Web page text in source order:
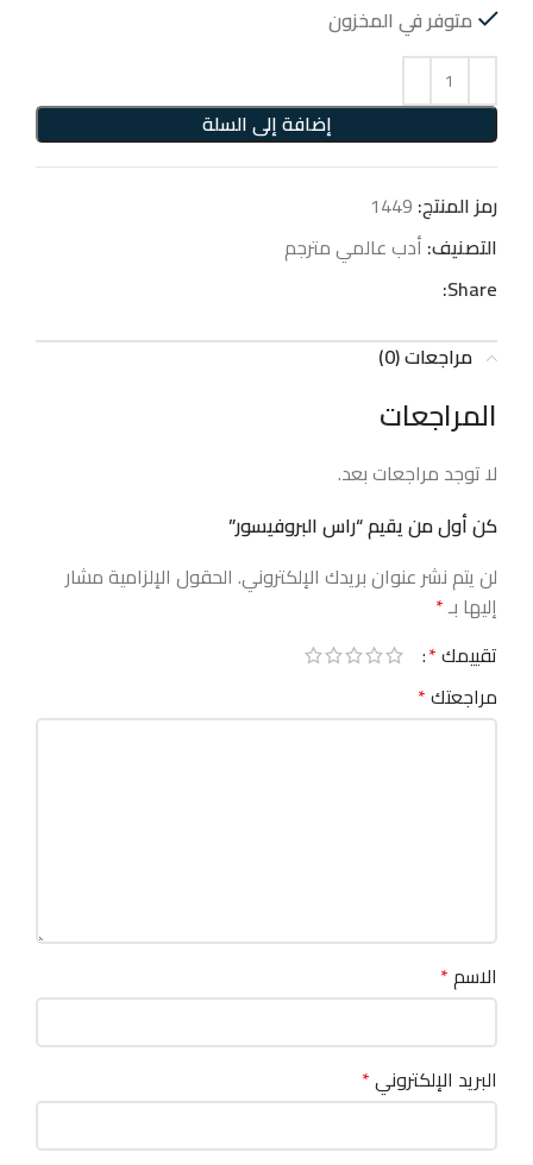
متوفر في المخزون
إضافة إلى السلة
رمز المنتج: 1449
التصنيف: أدب عالمي مترجم
Share:
مراجعات (0)
المراجعات
لا توجد مراجعات بعد.
كن أول من يقيم “راس البروفيسور”
لن يتم نشر عنوان بريدك الإلكتروني. الحقول الإلزامية مشار
إليها بـ*
تقييمك*
مراجعتك*
الاسم*
البريد الإلكتروني*